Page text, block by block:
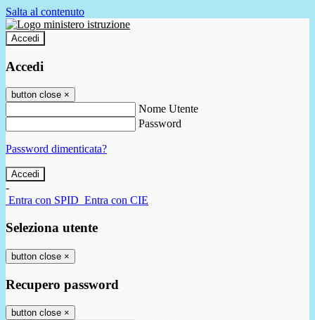
Salta al contenuto
Accedi
Accedi
button close ×
Nome Utente
Password
Password dimenticata?
-
Entra con SPID Entra con CIE
Seleziona utente
button close ×
Recupero password
button close ×